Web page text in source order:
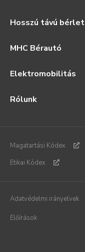
Hosszú távú bérlet
MHC Bérautó
Elektromobilitás
Rólunk
Magatartási Kódex
Etikai Kódex
Adatvédelmi irányelvek
Előírások